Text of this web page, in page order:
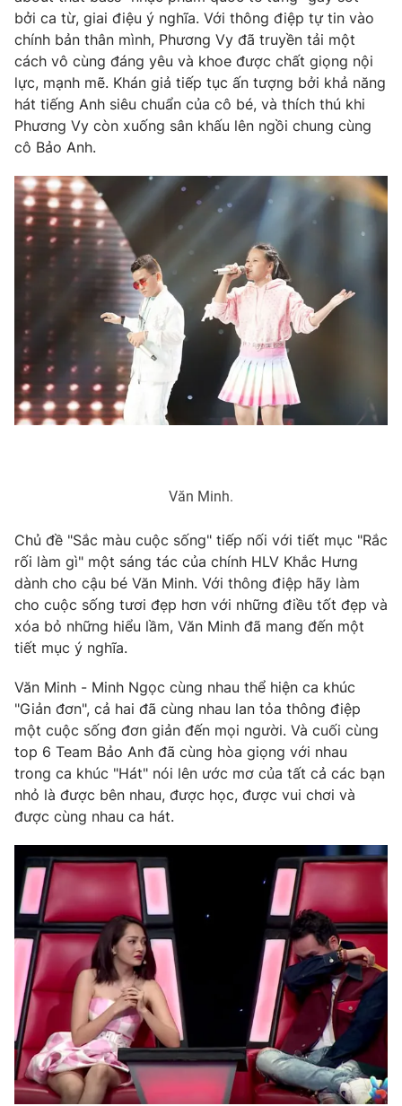
bởi ca từ, giai điệu ý nghĩa. Với thông điệp tự tin vào
chính bản thân mình, Phương Vy đã truyền tải một
cách vô cùng đáng yêu và khoe được chất giọng nội
lực, mạnh mẽ. Khán giả tiếp tục ấn tượng bởi khả năng
hát tiếng Anh siêu chuẩn của cô bé, và thích thú khi
Phương Vy còn xuống sân khấu lên ngồi chung cùng
cô Bảo Anh.
Văn Minh.
Chủ đề "Sắc màu cuộc sống" tiếp nối với tiết mục "Rắc
rối làm gì" một sáng tác của chính HLV Khắc Hưng
dành cho cậu bé Văn Minh. Với thông điệp hãy làm
cho cuộc sống tươi đẹp hơn với những điều tốt đẹp và
xóa bỏ những hiểu lầm, Văn Minh đã mang đến một
tiết mục ý nghĩa.
Văn Minh - Minh Ngọc cùng nhau thể hiện ca khúc
"Giản đơn", cả hai đã cùng nhau lan tỏa thông điệp
một cuộc sống đơn giản đến mọi người. Và cuối cùng
top 6 Team Bảo Anh đã cùng hòa giọng với nhau
trong ca khúc "Hát" nói lên ước mơ của tất cả các bạn
nhỏ là được bên nhau, được học, được vui chơi và
được cùng nhau ca hát.